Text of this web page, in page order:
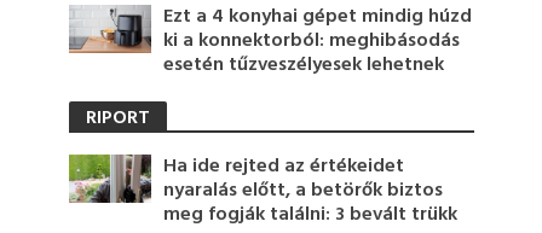
Ezt a 4 konyhai gépet mindig húzd
ki a konnektorból: meghibásodás
esetén tűzveszélyesek lehetnek
RIPORT
Ha ide rejted az értékeidet
nyaralás előtt, a betörők biztos
meg fogják találni: 3 bevált trükk